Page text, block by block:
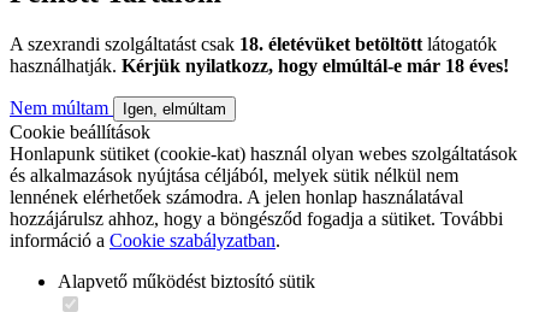
A szexrandi szolgáltatást csak 18. életévüket betöltött látogatók
használhatják. Kérjük nyilatkozz, hogy elmúltál-e már 18 éves!
Nem múltam Igen, elmúltam
Cookie beállítások
Honlapunk sütiket (cookie-kat) használ olyan webes szolgáltatások
és alkalmazások nyújtása céljából, melyek sütik nélkül nem
lennének elérhetőek számodra. A jelen honlap használatával
hozzájárulsz ahhoz, hogy a böngésződ fogadja a sütiket. További
információ a Cookie szabályzatban.
Alapvető működést biztosító sütik